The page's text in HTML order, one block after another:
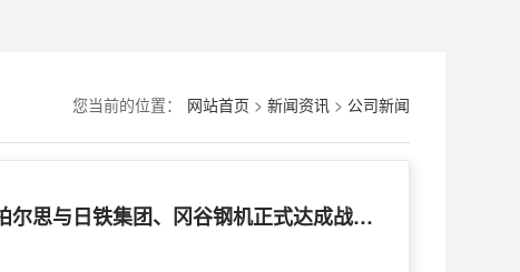
您当前的位置： 网站首页 > 新闻资讯 > 公司新闻
合力共创，赋能未来:柏尔思与日铁集团、冈谷钢机正式达成战略合作